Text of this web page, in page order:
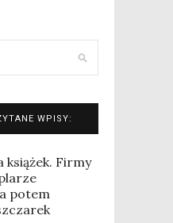
WPISY:
książek. Firmy
potem